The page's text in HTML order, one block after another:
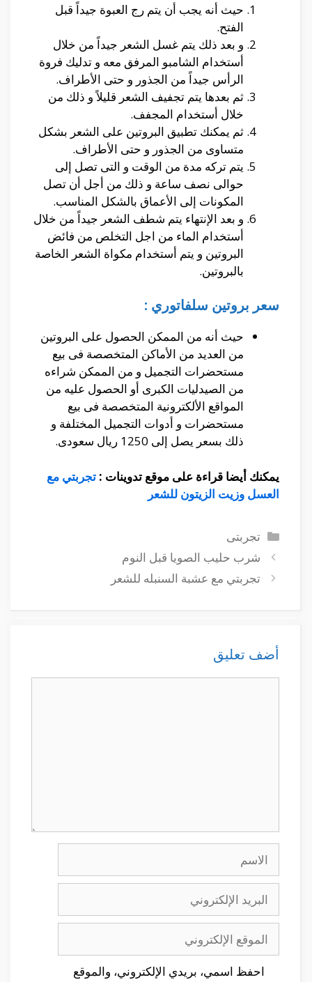
حيث أنه يجب أن يتم رج العبوة جيداً قبل
الفتح.
و بعد ذلك يتم غسل الشعر جيداً من خلال
أستخدام الشامبو المرفق معه و تدليك فروة
الرأس جيداً من الجذور و حتى الأطراف.
ثم بعدها يتم تجفيف الشعر قليلاً و ذلك من
خلال أستخدام المجفف.
ثم يمكنك تطبيق البروتين على الشعر بشكل
متساوى من الجذور و حتى الأطراف.
يتم تركه مدة من الوقت و التى تصل إلى
حوالى نصف ساعة و ذلك من أجل أن تصل
المكونات إلى الأعماق بالشكل المناسب.
و بعد الإنتهاء يتم شطف الشعر جيداً من خلال
أستخدام الماء من اجل التخلص من فائض
البروتين و يتم أستخدام مكواة الشعر الخاصة
بالبروتين.
سعر بروتين سلفاتوري :
حيث أنه من الممكن الحصول على البروتين
من العديد من الأماكن المتخصصة فى بيع
مستحضرات التجميل و من الممكن شراءه
من الصيدليات الكبرى أو الحصول عليه من
المواقع الألكترونية المتخصصة فى بيع
مستحضرات و أدوات التجميل المختلفة و
ذلك بسعر يصل إلى 1250 ريال سعودى.
يمكنك أيضا قراءة على موقع تدوينات : تجربتي مع
العسل وزيت الزيتون للشعر
التصنيفات
تجربتى
شرب حليب الصويا قبل النوم
تجربتي مع عشبة السنبله للشعر
أضف تعليق
الإلكتروني
الإلكتروني
احفظ اسمي، بريدي الإلكتروني، والموقع